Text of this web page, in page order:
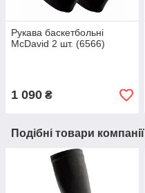
Рукава баскетбольні
McDavid 2 шт. (6566)
1 090 ₴
Подібні товари компанії